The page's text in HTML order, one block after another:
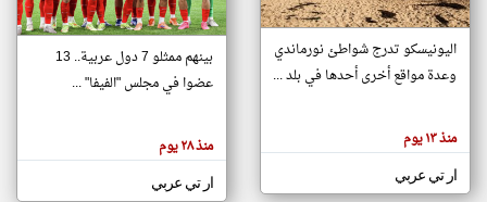
تغيير الدولة
اخبار جزر القمر على مدار الساعة
أهم اخبار جزر القمر العاجلة والمباشرة
هنا عن
وجهة
كاتبيها.
اليونيسكو تدرج شواطئ نورماندي
وعدة مواقع أخرى أحدها في بلد ...
منذ ١٣ يوم
ار تي عربي
بينهم ممثلو 7 دول عربية.. 13
عضوا في مجلس "الفيفا" ...
منذ ٢٨ يوم
ار تي عربي
klyoum.com